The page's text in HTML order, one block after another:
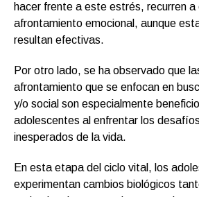
hacer frente a este estrés, recurren
afrontamiento emocional, aunque
resultan efectivas.
Por otro lado, se ha observado que
afrontamiento que se enfocan en
y/o social son especialmente
adolescentes al enfrentar los
inesperados de la vida.
En esta etapa del ciclo vital, los
experimentan cambios biológicos